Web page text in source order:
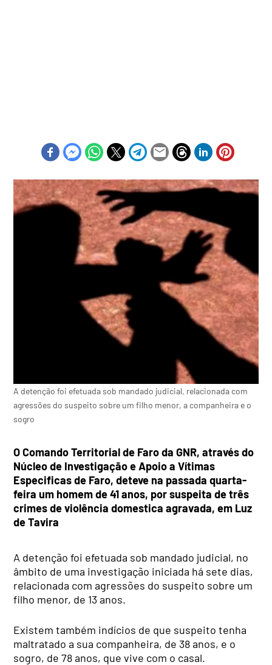
A detenção foi efetuada sob mandado judicial, relacionada com
agressões do suspeito sobre um filho menor, a companheira e o
sogro
O Comando Territorial de Faro da GNR, através do
Núcleo de Investigação e Apoio a Vítimas
Especificas de Faro, deteve na passada quarta-
feira um homemde 41 anos, por suspeitade três
crimes de violência domestica agravada, em Luz
de Tavira
A detenção foi efetuada sob mandado judicial, no
âmbito de uma investigação iniciada há sete dias,
relacionada com agressões do suspeito sobre um
filho menor, de 13 anos.
Existem também indícios de que suspeito tenha
maltratado a sua companheira, de 38 anos, e o
sogro, de 78 anos, que vive com o casal.